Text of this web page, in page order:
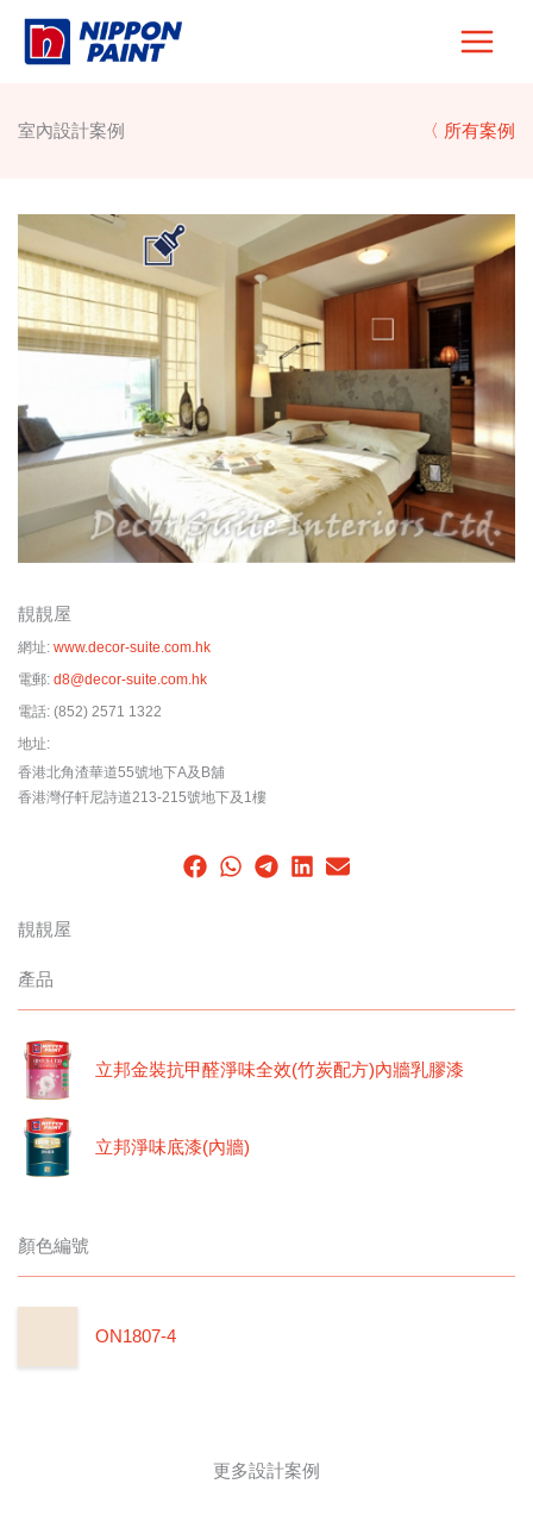
Skip
室內設計案例 〈 所有案例
靚靚屋
網址: www.decor-suite.com.hk
電郵: d8@decor-suite.com.hk
電話: (852) 2571 1322
地址:
香港北角渣華道55號地下A及B舖
香港灣仔軒尼詩道213-215號地下及1樓
靚靚屋
產品
立邦金裝抗甲醛淨味全效(竹炭配方)內牆乳膠漆
立邦淨味底漆(內牆)
顏色編號
ON1807-4
更多設計案例